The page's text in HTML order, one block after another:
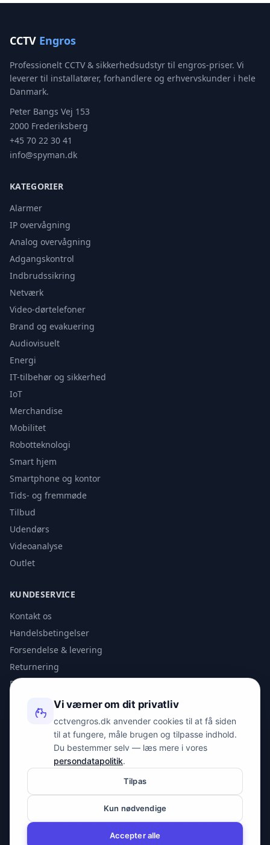
CCTV Engros
Professionelt CCTV & sikkerhedsudstyr til engros-priser. Vi
leverer til installatører, forhandlere og erhvervskunder i hele
Danmark.
Peter Bangs Vej 153
2000 Frederiksberg
+45 70 22 30 41
info@spyman.dk
KATEGORIER
Alarmer
IP overvågning
Analog overvågning
Adgangskontrol
Indbrudssikring
Netværk
Video-dørtelefoner
Brand og evakuering
Audiovisuelt
Energi
IT-tilbehør og sikkerhed
IoT
Merchandise
Mobilitet
Robotteknologi
Smart hjem
Smartphone og kontor
Tids- og fremmøde
Tilbud
Udendørs
Videoanalyse
Outlet
KUNDESERVICE
Kontakt os
Handelsbetingelser
Forsendelse & levering
Returnering
Privatlivspolitik
KONTAKT
info@spyman.dk
Peter Bangs Vej 153, 2000 Frederiksberg
© 2026 cctvengros.dk — En del af Spyman.dk. Alle rettigheder
Vi værner om dit privatliv
cctvengros.dk anvender cookies til at få siden
til at fungere, måle brugen og tilpasse indhold.
Du bestemmer selv — læs mere i vores
persondatapolitik.
Tilpas
Kun nødvendige
Accepter alle